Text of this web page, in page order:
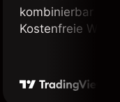
kombinierbar
Kostenfreie